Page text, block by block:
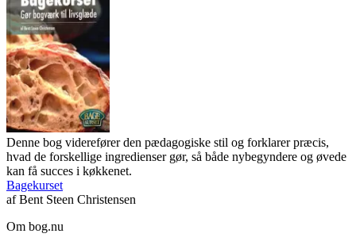
Denne bog viderefører den pædagogiske stil og forklarer præcis,
hvad de forskellige ingredienser gør, så både nybegyndere og øvede
kan få succes i køkkenet.
Bagekurset
afBent Steen Christensen
Om bog.nu